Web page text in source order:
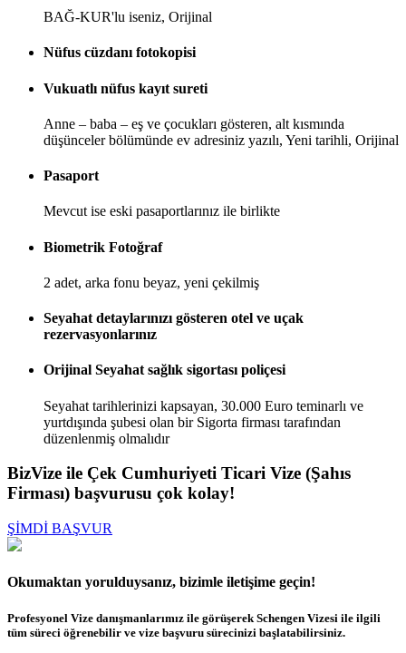
BAĞ-KUR'lu iseniz, Orijinal
Nüfus cüzdanı fotokopisi
Vukuatlı nüfus kayıt sureti
Anne – baba – eş ve çocukları gösteren, alt kısmında
düşünceler bölümünde ev adresiniz yazılı, Yeni tarihli, Orijinal
Pasaport
Mevcut ise eski pasaportlarınız ile birlikte
Biometrik Fotoğraf
2 adet, arka fonu beyaz, yeni çekilmiş
Seyahat detaylarınızı gösteren otel ve uçak
rezervasyonlarınız
Orijinal Seyahat sağlık sigortası poliçesi
Seyahat tarihlerinizi kapsayan, 30.000 Euro teminarlı ve
yurtdışında şubesi olan bir Sigorta firması tarafından
düzenlenmiş olmalıdır
BizVize ile Çek Cumhuriyeti Ticari Vize (Şahıs
Firması) başvurusu çok kolay!
ŞİMDİ BAŞVUR
Okumaktan yorulduysanız, bizimle iletişime geçin!
Profesyonel Vize danışmanlarımız ile görüşerek Schengen Vizesi ile ilgili
tüm süreci öğrenebilir ve vize başvuru sürecinizi başlatabilirsiniz.